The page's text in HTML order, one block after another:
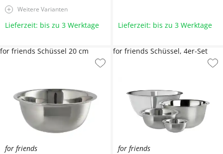
Weitere Varianten
Lieferzeit: bis zu 3 Werktage Lieferzeit: bis zu 3 Werktage
for friends
for friends Schüssel 20 cm
for friends
for friends Schüssel, 4er-Set